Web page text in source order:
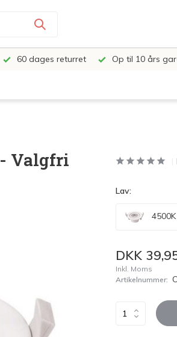
60 dages returret Op til 10 års
Valgfri
Lav:
DKK
Inkl. Moms
Artikelnummer: